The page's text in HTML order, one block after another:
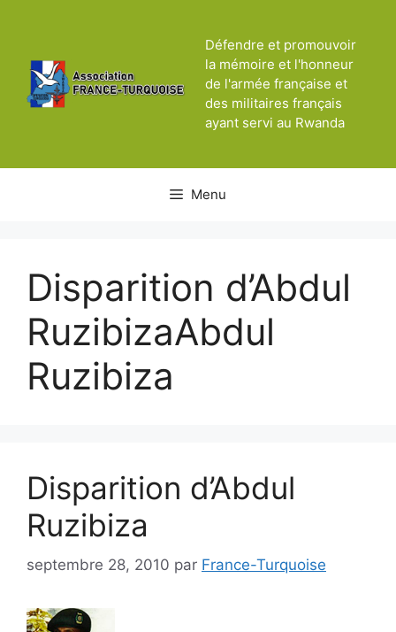
Défendre et promouvoir
la mémoire et l'honneur
de l'armée française et
des militaires français
ayant servi au Rwanda
Menu
Disparition d’Abdul
RuzibizaAbdul
Ruzibiza
Disparition d’Abdul
Ruzibiza
septembre 28, 2010 par France-Turquoise